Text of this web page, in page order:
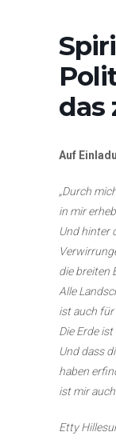
das
Auf
„Durch
in mir
Und hinter
die breiten
Alle
ist auch für
Die Erde
Und dass
haben
ist mir
Etty